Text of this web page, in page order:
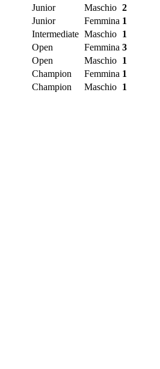
Junior Maschio 2
Junior Femmina 1
Intermediate Maschio 1
Open Femmina 3
Open Maschio 1
Champion Femmina 1
Champion Maschio 1